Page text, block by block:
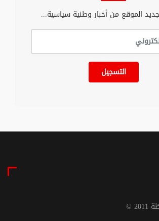
الموقع من أخبار وطنية سياسية...
التسجيل